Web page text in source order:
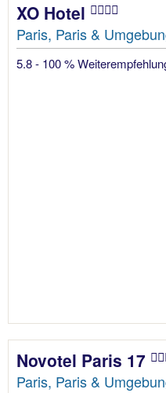
XO Hotel
Paris, Paris &
5.8 - 100 %
Novotel Paris 17
Paris, Paris &